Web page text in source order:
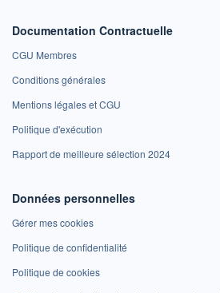
Documentation Contractuelle
CGU Membres
Conditions générales
Mentions légales et CGU
Politique d'exécution
Rapport de meilleure sélection 2024
Données personnelles
Gérer mes cookies
Politique de confidentialité
Politique de cookies